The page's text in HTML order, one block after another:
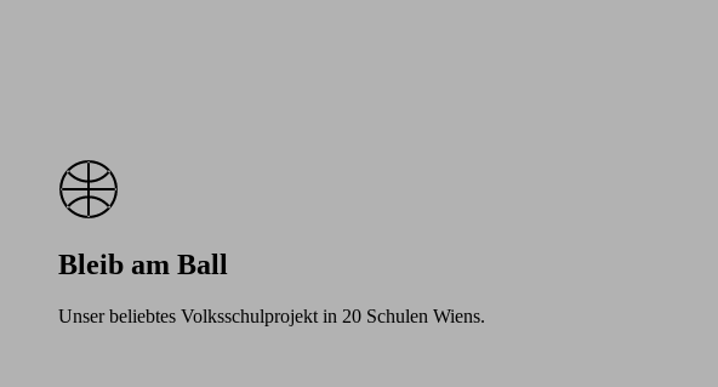
Bleib am Ball
Unser beliebtes Volksschulprojekt in 20 Schulen Wiens.